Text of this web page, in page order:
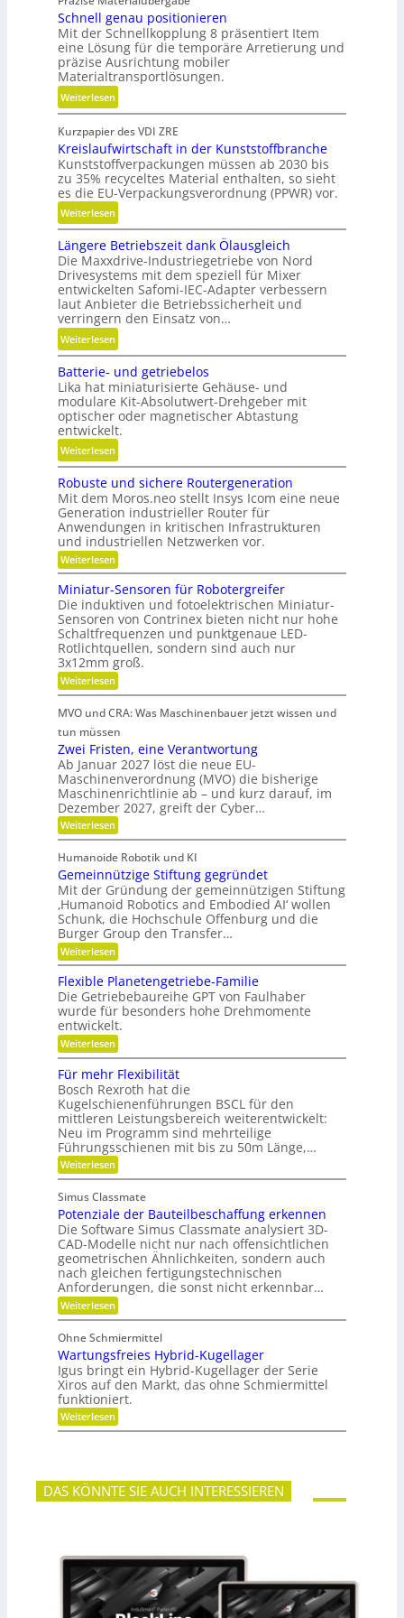
V
e
r
g
l
e
i
c
h
Schnell genau positionieren
Mit der Schnellkopplung 8 präsentiert Item
eine Lösung für die temporäre Arretierung und
präzise Ausrichtung mobiler
Materialtransportlösungen.
Weiterlesen:
S
c
h
n
e
l
l
g
e
n
a
u
p
s
i
t
i
o
n
i
r
e
n
Kurzpapier des VDI ZRE
Kreislaufwirtschaft in der Kunststoffbranche
Kunststoffverpackungen müssen ab 2030 bis
zu 35% recyceltes Material enthalten, so sieht
es die EU-Verpackungsverordnung (PPWR) vor.
Weiterlesen:
K
r
e
i
s
l
a
u
f
w
i
r
t
s
c
h
a
f
t
i
n
d
e
K
u
n
s
t
t
o
f
f
b
r
n
c
h
e
Längere Betriebszeit dank Ölausgleich
Die Maxxdrive-Industriegetriebe von Nord
Drivesystems mit dem speziell für Mixer
entwickelten Safomi-IEC-Adapter verbessern
laut Anbieter die Betriebssicherheit und
verringern den Einsatz von…
Weiterlesen:
L
ä
n
g
e
r
e
e
t
r
i
e
b
s
z
e
t
d
a
n
k
Ö
l
a
u
s
g
e
i
c
h
Batterie- und getriebelos
Lika hat miniaturisierte Gehäuse- und
modulare Kit-Absolutwert-Drehgeber mit
optischer oder magnetischer Abtastung
entwickelt.
Weiterlesen:
B
a
t
t
e
r
i
e
-
u
n
d
g
e
t
e
b
e
l
o
s
Robuste und sichere Routergeneration
Mit dem Moros.neo stellt Insys Icom eine neue
Generation industrieller Router für
Anwendungen in kritischen Infrastrukturen
und industriellen Netzwerken vor.
Weiterlesen:
R
o
b
u
s
t
e
u
n
d
s
i
h
e
r
R
o
u
t
e
g
e
n
e
r
a
t
i
o
n
Miniatur-Sensoren für Robotergreifer
Die induktiven und fotoelektrischen Miniatur-
Sensoren von Contrinex bieten nicht nur hohe
Schaltfrequenzen und punktgenaue LED-
Rotlichtquellen, sondern sind auch nur
3x12mm groß.
Weiterlesen:
M
n
i
t
u
r
-
S
e
n
s
o
r
e
n
f
ü
r
R
o
b
o
t
e
r
g
r
e
e
r
MVO und CRA: Was Maschinenbauer jetzt wissen und
tun müssen
Zwei Fristen, eine Verantwortung
Ab Januar 2027 löst die neue EU-
Maschinenverordnung (MVO) die bisherige
Maschinenrichtlinie ab – und kurz darauf, im
Dezember 2027, greift der Cyber…
Weiterlesen:
Z
e
i
F
r
i
s
t
e
n
,
e
i
n
e
V
e
a
n
t
w
o
r
t
u
n
Humanoide Robotik und KI
Gemeinnützige Stiftung gegründet
Mit der Gründung der gemeinnützigen Stiftung
‚Humanoid Robotics and Embodied AI‘ wollen
Schunk, die Hochschule Offenburg und die
Burger Group den Transfer…
Weiterlesen:
G
e
m
e
i
n
n
ü
t
z
i
g
e
S
t
i
f
t
n
g
g
e
g
r
ü
n
d
e
Flexible Planetengetriebe-Familie
Die Getriebebaureihe GPT von Faulhaber
wurde für besonders hohe Drehmomente
entwickelt.
Weiterlesen:
F
e
x
i
b
l
e
P
l
a
n
t
e
n
g
e
t
r
i
e
b
e
-
F
a
m
i
l
i
Für mehr Flexibilität
Bosch Rexroth hat die
Kugelschienenführungen BSCL für den
mittleren Leistungsbereich weiterentwickelt:
Neu im Programm sind mehrteilige
Führungsschienen mit bis zu 50m Länge,…
Weiterlesen:
F
r
m
e
h
r
F
l
e
x
i
i
l
i
t
ä
t
Simus Classmate
Potenziale der Bauteilbeschaffung erkennen
Die Software Simus Classmate analysiert 3D-
CAD-Modelle nicht nur nach offensichtlichen
geometrischen Ähnlichkeiten, sondern auch
nach gleichen fertigungstechnischen
Anforderungen, die sonst nicht erkennbar…
Weiterlesen:
P
t
e
n
z
i
a
l
e
B
a
l
b
Ohne Schmiermittel
Wartungsfreies Hybrid-Kugellager
Igus bringt ein Hybrid-Kugellager der Serie
Xiros auf den Markt, das ohne Schmiermittel
funktioniert.
Weiterlesen:
W
u
n
g
e
i
DAS KÖNNTE SIE AUCH INTERESSIEREN